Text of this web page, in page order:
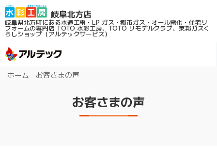
岐阜県北方町にある水道工事・LP ガス・都市ガス・オール電化・住宅リ
フォームの専門店TOTO 水彩工房、TOTO リモデルクラブ、東邦ガスく
らしショップ（アルテックサービス）
ホーム お客さまの声
お客さまの声